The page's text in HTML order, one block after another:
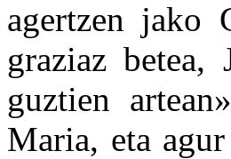
agertzen jako
graziaz betea,
guztien
Maria, eta